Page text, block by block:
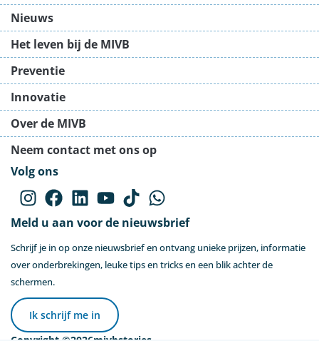
Nieuws
Het leven bij de MIVB
Preventie
Innovatie
Over de MIVB
Neem contact met ons op
Volg ons
Meld u aan voor de nieuwsbrief
Schrijf je in op onze nieuwsbrief en ontvang unieke prijzen, informatie
over onderbrekingen, leuke tips en tricks en een blik achter de
schermen.
Ik schrijf me in